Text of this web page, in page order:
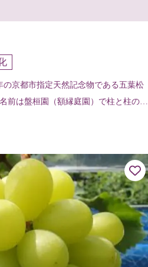
の京都市指定天然記念物である五葉松
前は盤桓園（額縁庭園）で柱と柱の空